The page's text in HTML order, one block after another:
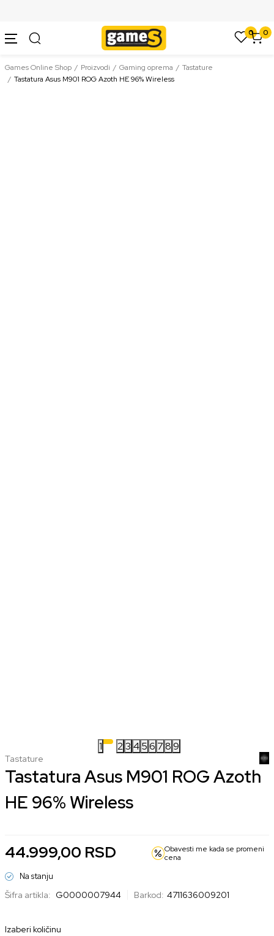
0 0
Games Online Shop Proizvodi Gaming oprema
Tastature
Tastatura Asus M901 ROG Azoth HE 96% Wireless
1 2 3 4 56 789
Tastature
Tastatura Asus M901 ROG Azoth
HE 96% Wireless
44.999,00 RSD
Obavesti me kada se promeni
cena
Na stanju
Šifra artikla: G0000007944 Barkod: 4711636009201
Izaberi količinu